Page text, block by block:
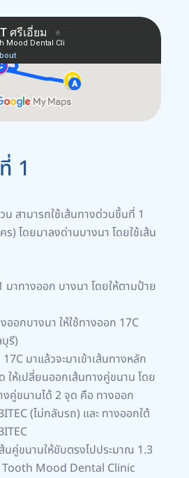
1
น สามารถใช้เส้นทางด่วนขึ้นที่ 1
) โดยมาลงด่านบางนา โดยใช้เส้น
มาทางออก บางนา โดยให้ตามป้าย
ออกบางนา ให้ใช้ทางออก 17C
รี)
มาแล้วจะมาเข้าเส้นทางหลัก
ให้เปลี่ยนออกเส้นทางคู่ขนาน โดย
งคู่ขนานได้ 2 จุด คือ ทางออก
(ไม่กลับรถ) และ ทางออกใต้
นคู่ขนานให้ขับตรงไปประมาณ 1.3
Tooth Mood Dental Clinic